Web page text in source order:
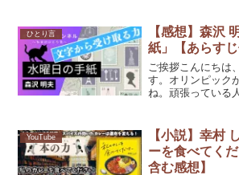
い子さんの「院内
(function(b,c,...
ひとり言
【感想】森沢
紙」【あらすじ
ご挨拶こんにちは
す。オリンピック
ね。頑張っている
YouTube
【小説】幸村
ーを食べてく
含む感想】